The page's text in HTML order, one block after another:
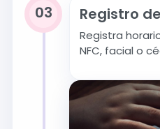
Registro
Registra
NFC, facial o
03